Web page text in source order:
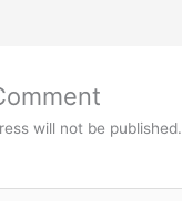
will not be published.